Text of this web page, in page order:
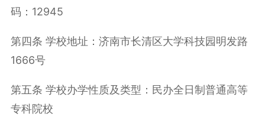
码：12945
第四条 学校地址：济南市长清区大学科技园明发路
1666号
第五条 学校办学性质及类型：民办全日制普通高等
专科院校